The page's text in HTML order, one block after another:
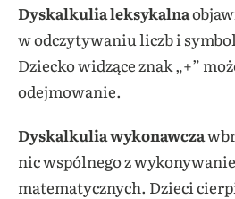
Dyskalkulia leksykalna
w odczytywaniu liczb i
Dziecko widzące znak „+”
odejmowanie.
Dyskalkulia wykonawcza
nic wspólnego z
matematycznych. Dzieci